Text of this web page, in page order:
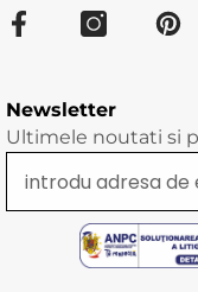
Newsletter
Ultimele noutati si